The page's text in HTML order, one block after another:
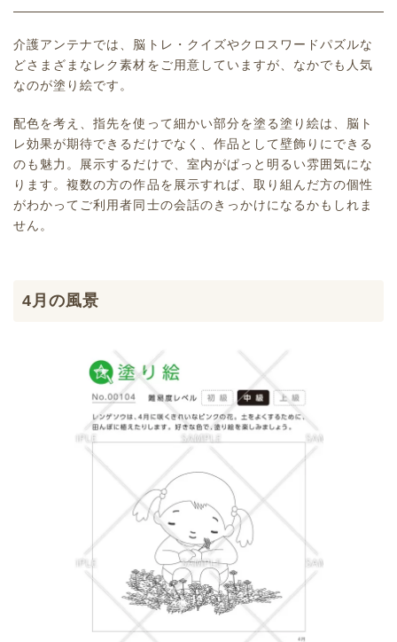
介護アンテナでは、脳トレ・クイズやクロスワードパズルな
どさまざまなレク素材をご用意していますが、なかでも人気
なのが塗り絵です。
配色を考え、指先を使って細かい部分を塗る塗り絵は、脳ト
レ効果が期待できるだけでなく、作品として壁飾りにできる
のも魅力。展示するだけで、室内がぱっと明るい雰囲気にな
ります。複数の方の作品を展示すれば、取り組んだ方の個性
がわかってご利用者同士の会話のきっかけになるかもしれま
せん。
4月の風景